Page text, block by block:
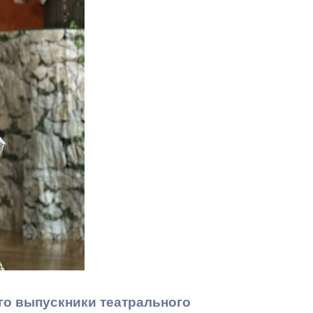
Противодействие коррупции
Градостроительная деятельность
Формирование комфортной
городской среды
Бюджет для граждан
Пространственные сведения
Гражданская оборона в
чрезвычайных ситуациях
Незаконное строительство
Информация финансового
выпускники театрального